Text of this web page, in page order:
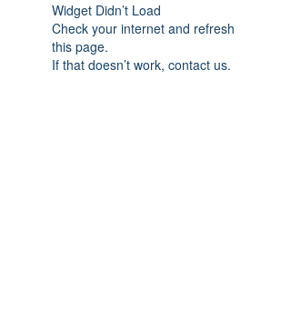
Widget Didn’t Load
Check your internet and refresh
this page.
If that doesn’t work, contact us.